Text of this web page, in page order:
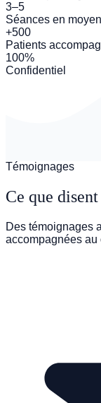
3–5
Séances en
+500
Patients
100%
Confidentiel
Témoignages
Ce que
Des témoignages
accompagnées au